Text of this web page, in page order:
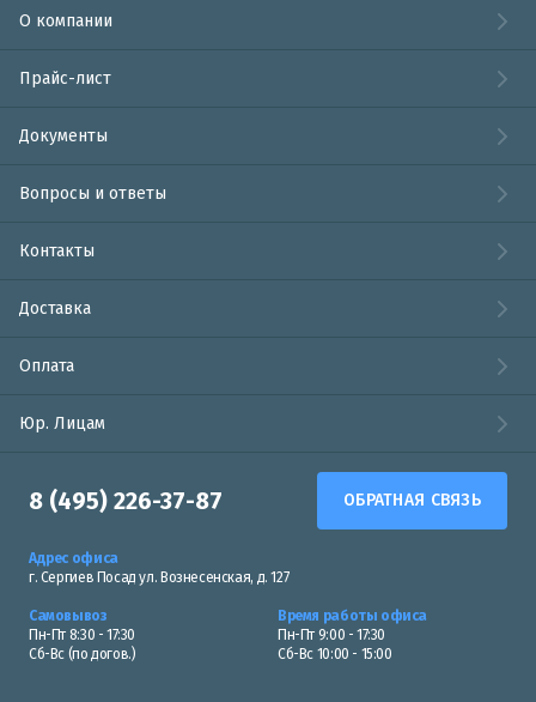
О компании
Прайс-лист
Документы
Вопросы и ответы
Контакты
Доставка
Оплата
Юр. Лицам
8 (495) 226-37-87 ОБРАТНАЯ СВЯЗЬ
Адрес офиса
г. Сергиев Посад ул. Вознесенская, д. 127
Самовывоз
Пн-Пт 8:30 - 17:30
Сб-Вс (по догов.)
Время работы офиса
Пн-Пт 9:00 - 17:30
Сб-Вс 10:00 - 15:00